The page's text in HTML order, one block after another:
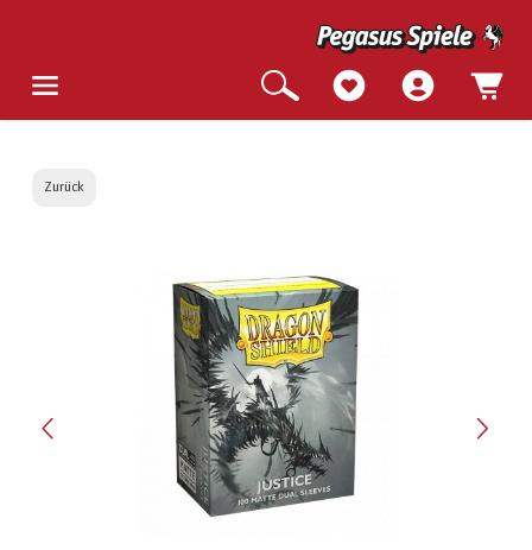
Zurück
Bildergalerie überspringen